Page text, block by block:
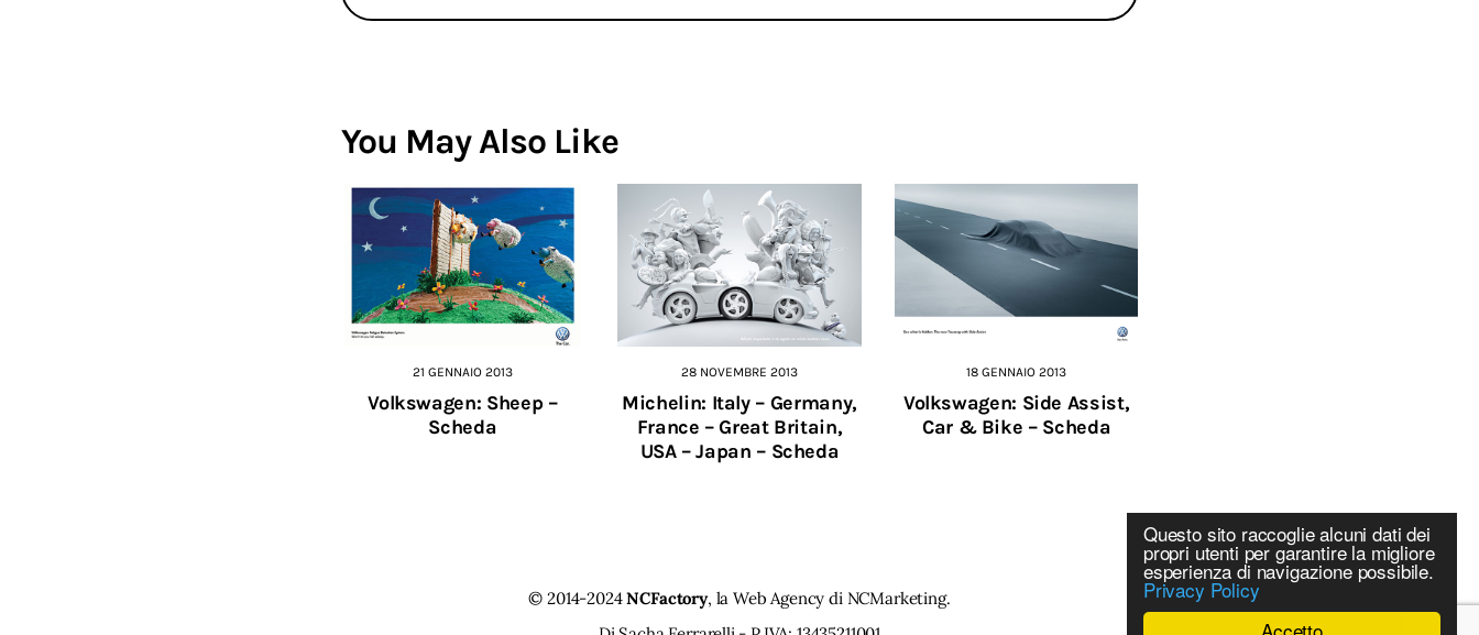
Questo sito raccoglie alcuni dati dei
propri utenti per garantire la migliore
esperienza di navigazione possibile.
Privacy Policy
You May Also Like
21 GENNAIO 2013
Volkswagen: Sheep –
Scheda
28 NOVEMBRE 2013
Michelin: Italy – Germany,
France – Great Britain,
USA – Japan – Scheda
18 GENNAIO 2013
Volkswagen: Side Assist,
Car & Bike – Scheda
© 2014-2024NCFactory, la Web Agency di NCMarketing.